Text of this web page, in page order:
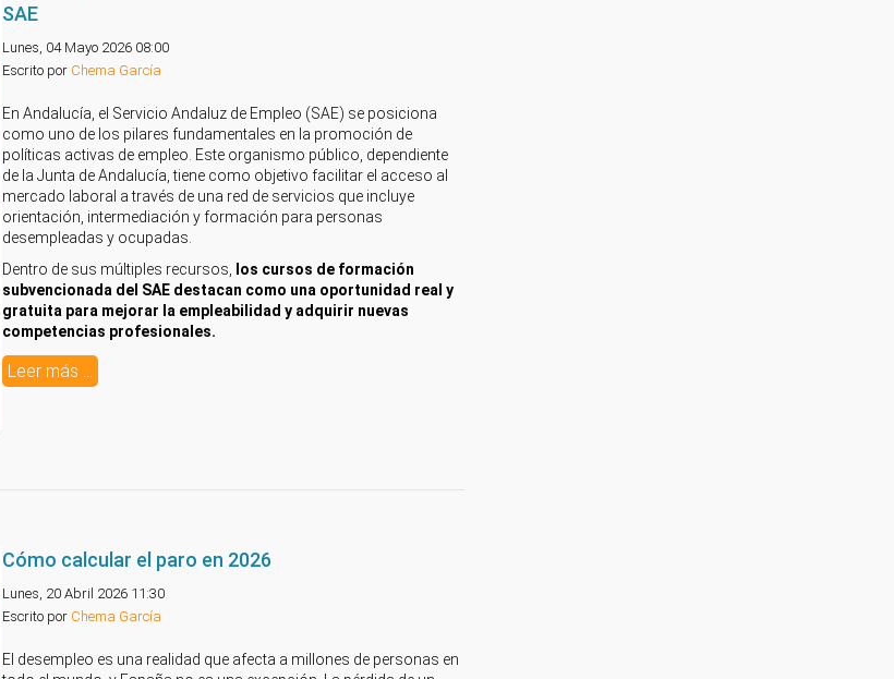
SAE
Lunes, 04 Mayo 2026 08:00
Escrito por Chema García
En Andalucía, el Servicio Andaluz de Empleo (SAE) se posiciona
como uno de los pilares fundamentales en la promoción de
políticas activas de empleo. Este organismo público, dependiente
de la Junta de Andalucía, tiene como objetivo facilitar el acceso al
mercado laboral a través de una red de servicios que incluye
orientación, intermediación y formación para personas
desempleadas y ocupadas.
Dentro de sus múltiples recursos,
los cursos de formación
subvencionada del SAE destacan como una oportunidad real y
gratuita para mejorar la empleabilidad y adquirir nuevas
competencias profesionales.
Leer más ...
Cómo calcular el paro en 2026
Lunes, 20 Abril 2026 11:30
Escrito por Chema García
El desempleo es una realidad que afecta a millones de personas en